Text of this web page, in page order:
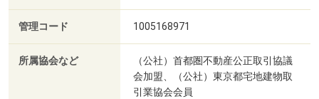
管理コード 1005168971
所属協会など
（公社）首都圏不動産公正取引協議
会加盟、（公社）東京都宅地建物取
引業協会会員